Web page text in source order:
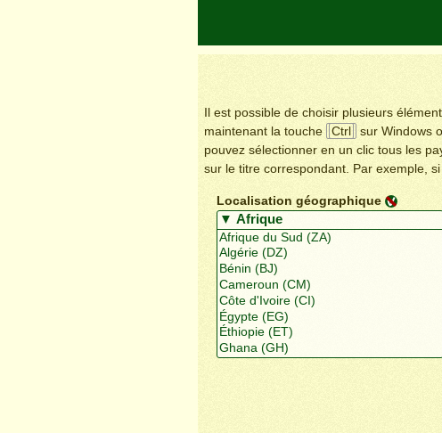
Il est possible de choisir plusieurs
maintenant la touche
Ctrl sur Windows
pouvez sélectionner en un clic tous les
sur le titre correspondant. Par exemple,
Localisation géographique